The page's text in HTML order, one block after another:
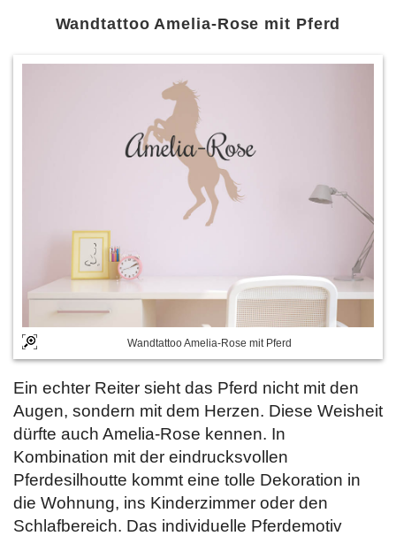
Wandtattoo Amelia-Rose mit Pferd
Wandtattoo Amelia-Rose mit Pferd
Ein echter Reiter sieht das Pferd nicht mit den
Augen, sondern mit dem Herzen. Diese Weisheit
dürfte auch Amelia-Rose kennen. In
Kombination mit der eindrucksvollen
Pferdesilhoutte kommt eine tolle Dekoration in
die Wohnung, ins Kinderzimmer oder den
Schlafbereich. Das individuelle Pferdemotiv